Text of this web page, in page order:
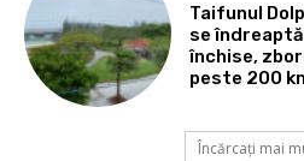
Taifunul
se
închise,
peste 200
Încărcați mai